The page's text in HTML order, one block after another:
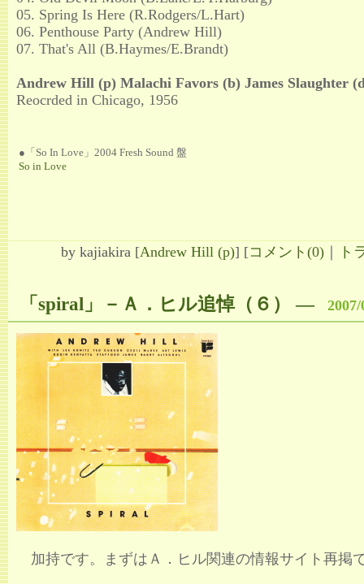
05. Spring Is Here (R.Rodgers/L.Hart)
06. Penthouse Party (Andrew Hill)
07. That's All (B.Haymes/E.Brandt)
Andrew Hill (p) Malachi Favors (b) James Slaughter
Reocrded in Chicago, 1956
●「So In Love」2004 Fresh Sound 盤
So in Love
by kajiakira [Andrew Hill (p)] [コメント(0) ト
「spiral」－Ａ．ヒル追悼（６） ―
加持です。まずはＡ．ヒル関連の情報サイト再掲